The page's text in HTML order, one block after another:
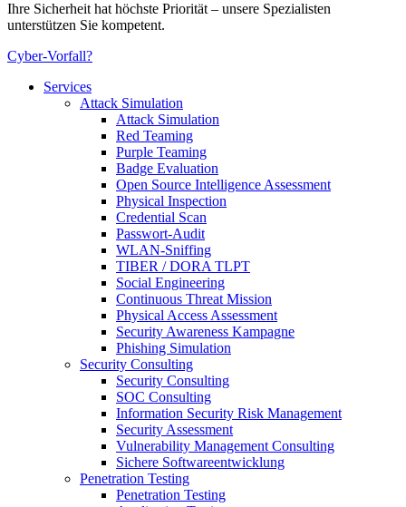
Ihre Sicherheit hat höchste Priorität – unsere Spezialisten
unterstützen Sie kompetent.
Cyber-Vorfall?
Services
Attack Simulation
Attack Simulation
Red Teaming
Purple Teaming
Badge Evaluation
Open Source Intelligence Assessment
Physical Inspection
Credential Scan
Passwort-Audit
WLAN-Sniffing
TIBER / DORA TLPT
Social Engineering
Continuous Threat Mission
Physical Access Assessment
Security Awareness Kampagne
Phishing Simulation
Security Consulting
Security Consulting
SOC Consulting
Information Security Risk Management
Security Assessment
Vulnerability Management Consulting
Sichere Softwareentwicklung
Penetration Testing
Penetration Testing